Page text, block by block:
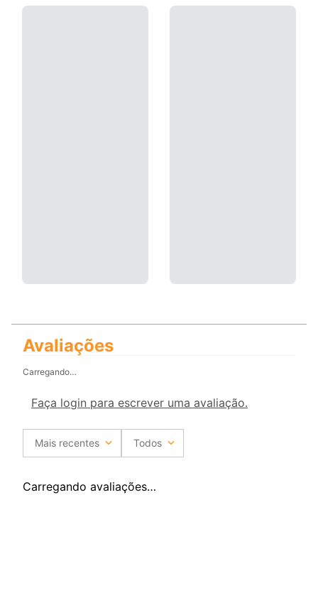
Avaliações
Carregando…
Faça login para escrever uma avaliação.
Mais recentes Todos
Carregando avaliações…